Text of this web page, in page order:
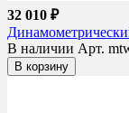
32 010 ₽
В наличии Арт.
В корзину